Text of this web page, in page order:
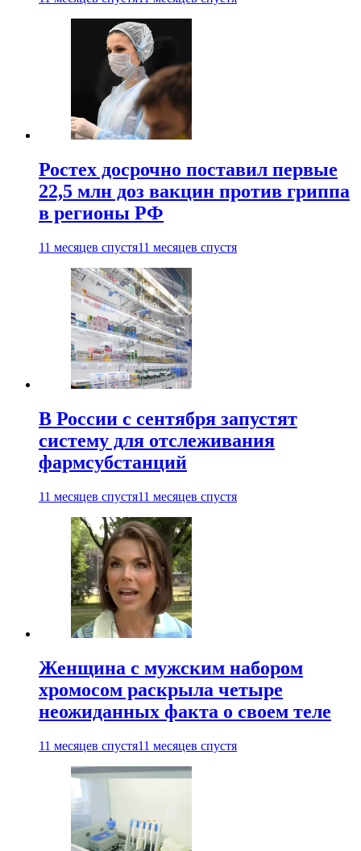
Ростех досрочно поставил первые
22,5 млн доз вакцин против гриппа
в регионы РФ
11 месяцев спустя11 месяцев спустя
В России с сентября запустят
систему для отслеживания
фармсубстанций
11 месяцев спустя11 месяцев спустя
Женщина с мужским набором
хромосом раскрыла четыре
неожиданных факта о своем теле
11 месяцев спустя11 месяцев спустя